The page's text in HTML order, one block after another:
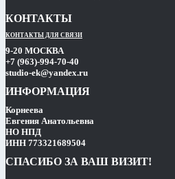
КОНТАКТЫ
КОНТАКТЫ ДЛЯ СВЯЗИ
9-20 МОСКВА
+7 (963)-994-70-40
studio-ek@yandex.ru
ИНФОРМАЦИЯ
Корнеева
Евгения Анатольевна
НО НПД
ИНН 773321689504
СПАСИБО ЗА ВАШ ВИЗИТ!